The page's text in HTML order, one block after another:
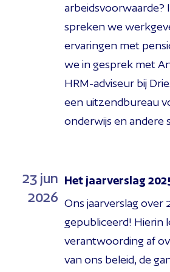
arbeidsvoorwaarde?
spreken we
ervaringen met
we in gesprek met
HRM-adviseur bij
een uitzendbureau
onderwijs en andere
23 jun
2026
Het jaarverslag
Ons jaarverslag over
gepubliceerd! Hierin
verantwoording af
van ons beleid, de